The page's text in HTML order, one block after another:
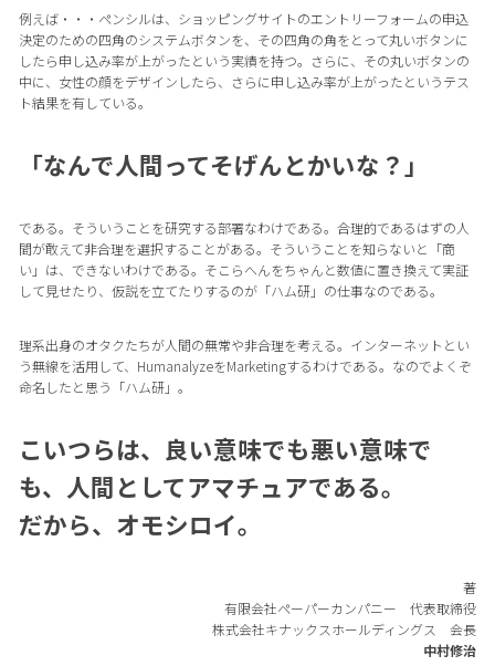
例えば・・・ペンシルは、ショッピングサイトのエントリーフォームの申込
決定のための四角のシステムボタンを、その四角の角をとって丸いボタンに
したら申し込み率が上がったという実績を持つ。さらに、その丸いボタンの
中に、女性の顔をデザインしたら、さらに申し込み率が上がったというテス
ト結果を有している。
「なんで人間ってそげんとかいな？」
である。そういうことを研究する部署なわけである。合理的であるはずの人
間が敢えて非合理を選択することがある。そういうことを知らないと「商
い」は、できないわけである。そこらへんをちゃんと数値に置き換えて実証
して見せたり、仮説を立てたりするのが「ハム研」の仕事なのである。
理系出身のオタクたちが人間の無常や非合理を考える。インターネットとい
う無線を活用して、HumanalyzeをMarketingするわけである。なのでよくぞ
命名したと思う「ハム研」。
こいつらは、良い意味でも悪い意味で
も、人間としてアマチュアである。
だから、オモシロイ。
著
有限会社ペーパーカンパニー 代表取締役
株式会社キナックスホールディングス 会長
中村修治